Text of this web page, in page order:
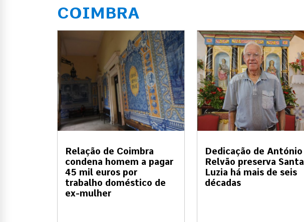
COIMBRA
Relação de Coimbra
condena homem a pagar
45 mil euros por
trabalho doméstico de
ex-mulher
Dedicação de António
Relvão preserva Santa
Luzia há mais de seis
décadas